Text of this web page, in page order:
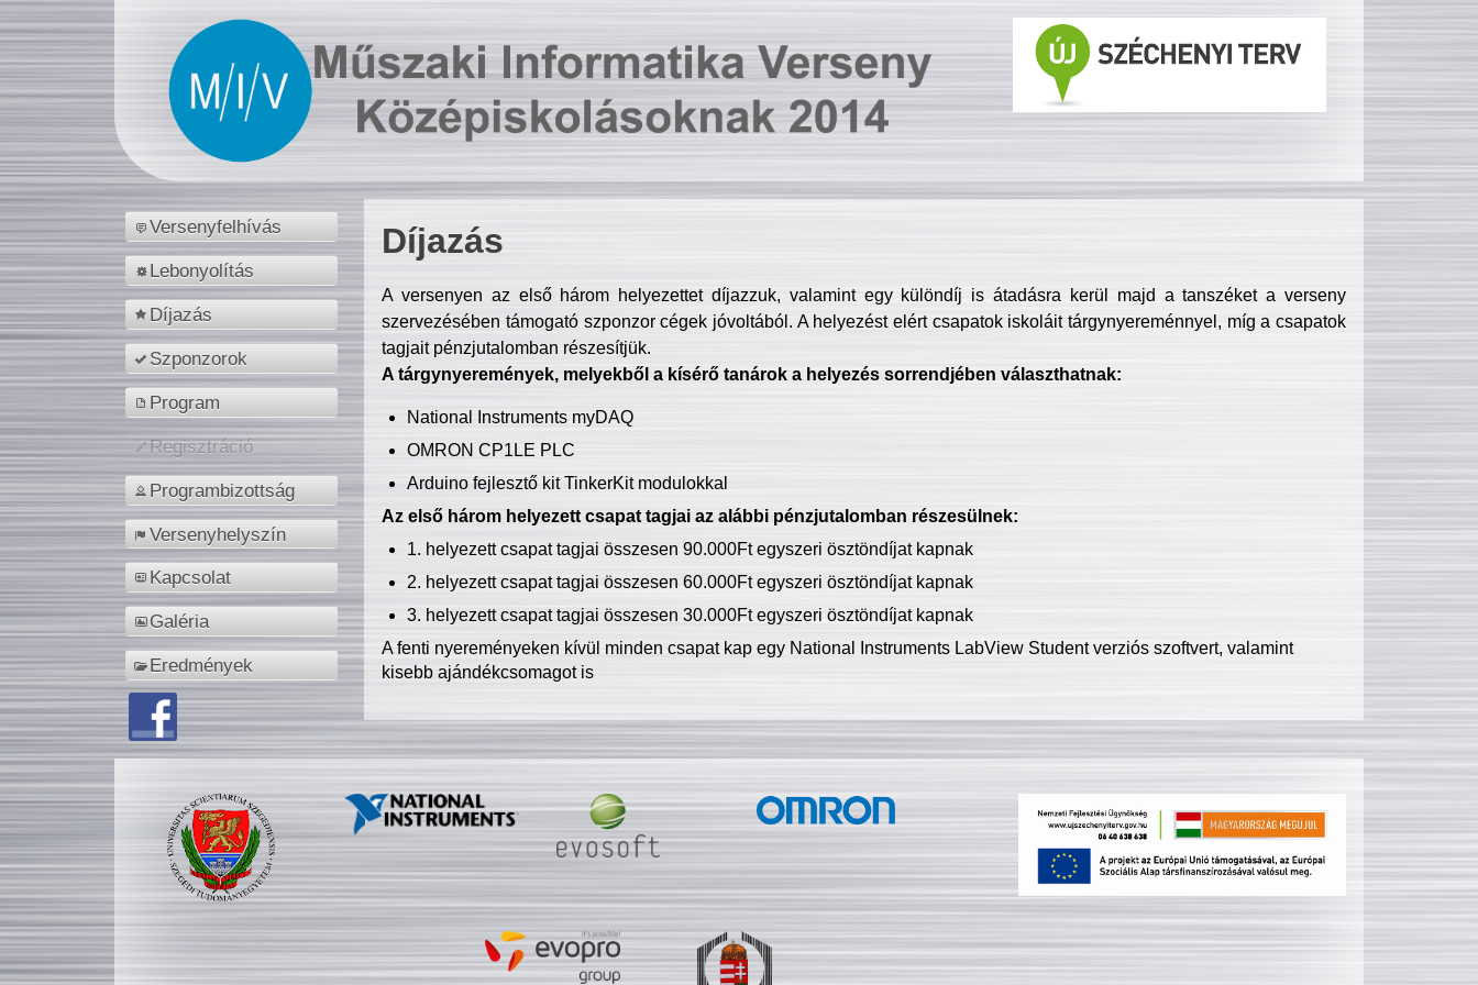
Versenyfelhívás
Lebonyolítás
Díjazás
Szponzorok
Program
Regisztráció
Programbizottság
Versenyhelyszín
Kapcsolat
Galéria
Eredmények
Díjazás
A versenyen az első három helyezettet díjazzuk, valamint egy különdíj is átadásra kerül majd a tanszéket a verseny
szervezésében támogató szponzor cégek jóvoltából. A helyezést elért csapatok iskoláit tárgynyereménnyel, míg a csapatok
tagjait pénzjutalomban részesítjük.
A tárgynyeremények, melyekből a kísérő tanárok a helyezés sorrendjében választhatnak:
National Instruments myDAQ
OMRON CP1LE PLC
Arduino fejlesztő kit TinkerKit modulokkal
Az első három helyezett csapat tagjai az alábbi pénzjutalomban részesülnek:
1. helyezett csapat tagjai összesen 90.000Ft egyszeri ösztöndíjat kapnak
2. helyezett csapat tagjai összesen 60.000Ft egyszeri ösztöndíjat kapnak
3. helyezett csapat tagjai összesen 30.000Ft egyszeri ösztöndíjat kapnak
A fenti nyereményeken kívül minden csapat kap egy National Instruments LabView Student verziós szoftvert, valamint
kisebb ajándékcsomagot is